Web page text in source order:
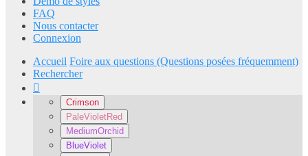
FAQ
Nous contacter
Connexion
Accueil Foire aux questions (Questions posées fréquemment)
Rechercher
Crimson
PaleVioletRed
MediumOrchid
BlueViolet